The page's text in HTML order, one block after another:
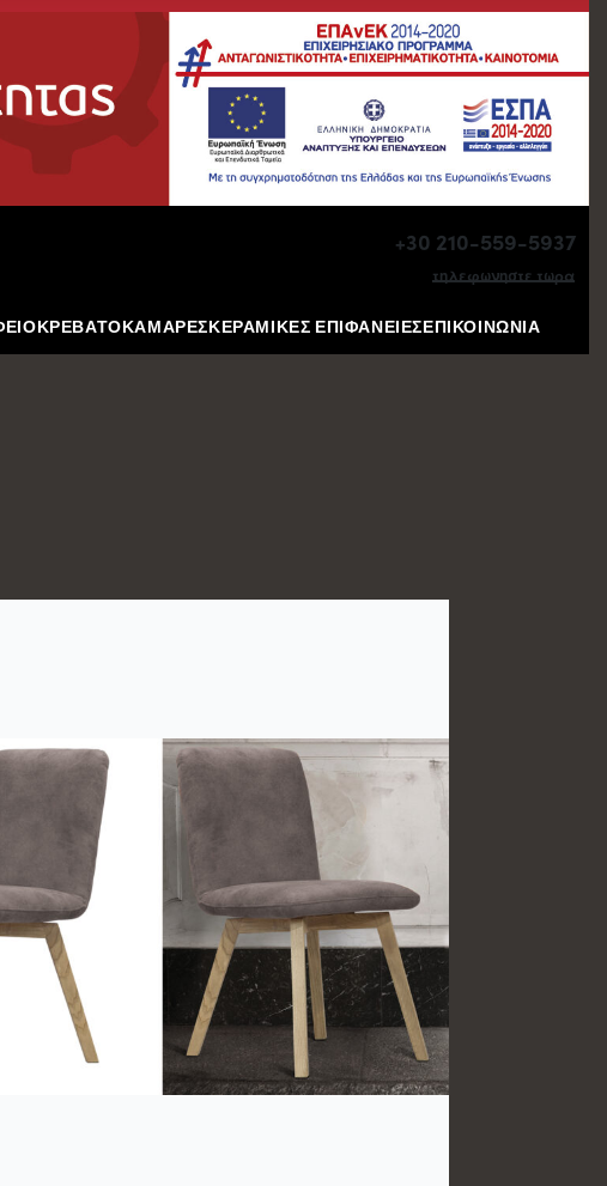
+30 210-559-5937
τηλεφωνηστε τωρα
ΚΡΕΒΑΤΟΚΑΜΑΡΕΣΚΕΡΑΜΙΚΕΣ ΕΠΙΦΑΝΕΙΕΣΕΠΙΚΟΙΝΩΝΙΑ